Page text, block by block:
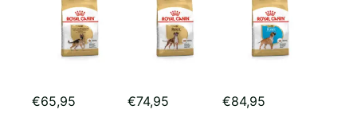
€65,95 €74,95 €84,95